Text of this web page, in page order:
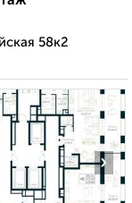
58к2
›